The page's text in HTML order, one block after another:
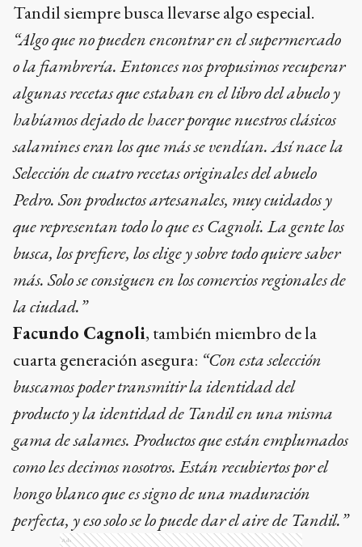
Tandil siempre busca llevarse algo especial.
“Algo que no pueden encontrar en el supermercado
o la fiambrería. Entonces nos propusimos recuperar
algunas recetas que estaban en el libro del abuelo y
habíamos dejado de hacer porque nuestros clásicos
salamines eran los que más se vendían. Así nace la
Selección de cuatro recetas originales del abuelo
Pedro. Son productos artesanales, muy cuidados y
que representan todo lo que es Cagnoli. La gente los
busca, los prefiere, los elige y sobre todo quiere saber
más. Solo se consiguen en los comercios regionales de
la ciudad.”
Facundo Cagnoli, también miembro de la
cuarta generación asegura: “Con esta selección
buscamos poder transmitir la identidad del
producto y la identidad de Tandil en una misma
gama de salames. Productos que están emplumados
como les decimos nosotros. Están recubiertos por el
hongo blanco que es signo de una maduración
perfecta, y eso solo se lo puede dar el aire de Tandil.”
Ads